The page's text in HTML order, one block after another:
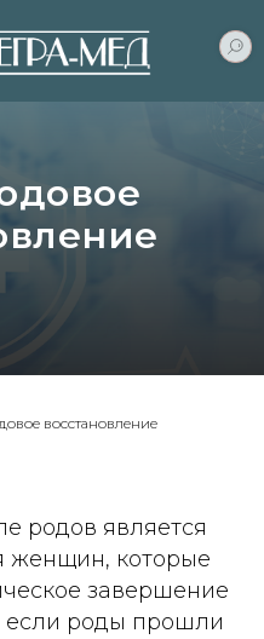
восстановление
родов является
женщин, которые
завершение
если роды прошли